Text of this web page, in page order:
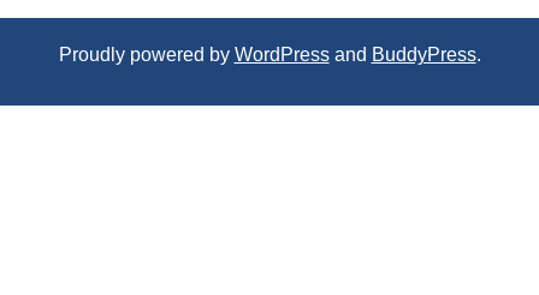
Proudly powered by WordPressand BuddyPress.